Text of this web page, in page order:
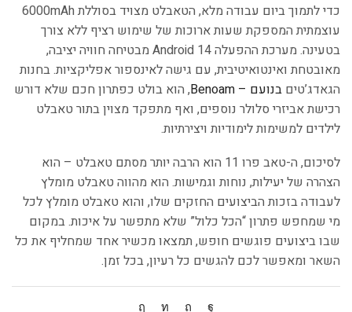
כדי לתמוך ביום עבודה מלא, הטאבלט מצויד בסוללת 6000mAh
עוצמתית המספקת שעות ארוכות של שימוש רציף ללא צורך
בטעינה. מערכת ההפעלה Android 14 מבטיחה חוויה יציבה,
מאובטחת ואינטואיטיבית, עם גישה לאינספור אפליקציות. בחנות
הגאדג’טים בנועם – Benoam
, הוא בולט כפתרון חכם שלא דורש
רכישת אביזרי סלולר נוספים, ואף מתפקד מצוין בתור טאבלט
לילדים למשימות לימודיות ויצירתיות.
לסיכום, ה-טאב פרו 11 הוא הרבה יותר מסתם טאבלט – הוא
הצהרה של יעילות, נוחות וגמישות. הוא מהווה טאבלט מומלץ
לעבודה בזכות הביצועים החזקים שלו, והוא טאבלט מומלץ לכל
מי שמחפש פתרון “הכל כלול” שלא מתפשר על איכות. במקום
שבו ביצועים פוגשים חופש, תמצאו מכשיר אחד שמחליף את כל
השאר ומאפשר לכם להגשים כל רעיון, בכל זמן.